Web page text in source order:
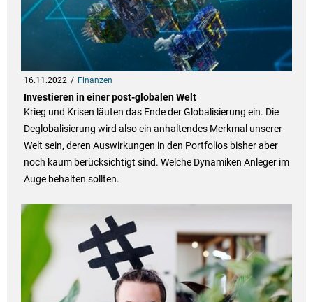
16.11.2022 Finanzen
Investieren in einer post-globalen Welt
Krieg und Krisen läuten das Ende der Globalisierung ein. Die
Deglobalisierung wird also ein anhaltendes Merkmal unserer
Welt sein, deren Auswirkungen in den Portfolios bisher aber
noch kaum berücksichtigt sind. Welche Dynamiken Anleger im
Auge behalten sollten.